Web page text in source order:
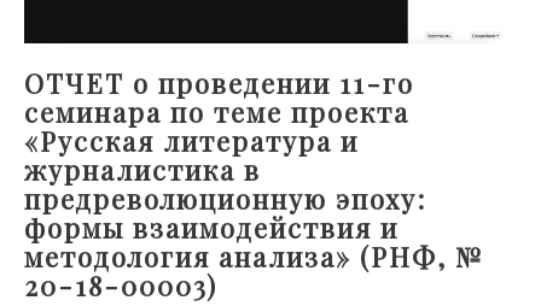
ОТЧЕТ о проведении 11-го
семинара по теме проекта
«Русская литература и
журналистика в
предреволюционную эпоху:
формы взаимодействия и
методология анализа» (РНФ, №
20-18-00003)